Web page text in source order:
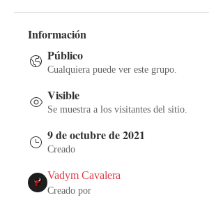
Información
Público
Cualquiera puede ver este grupo.
Visible
Se muestra a los visitantes del sitio.
9 de octubre de 2021
Creado
Vadym Cavalera
Creado por